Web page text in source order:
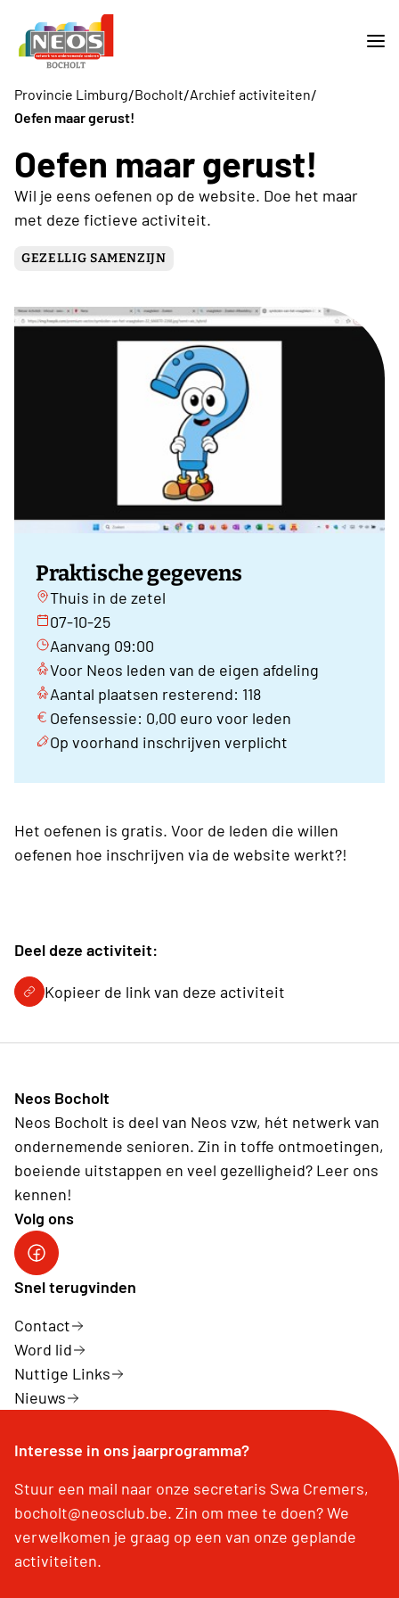
Provincie Limburg/Bocholt/Archief activiteiten/
Oefen maar gerust!
Oefen maar gerust!
Wil je eens oefenen op de website. Doe het maar
met deze fictieve activiteit.
GEZELLIG SAMENZIJN
Praktische gegevens
Thuis in de zetel
07-10-25
Aanvang 09:00
Voor Neos leden van de eigen afdeling
Aantal plaatsen resterend: 118
Oefensessie: 0,00 euro voor leden
Op voorhand inschrijven verplicht
Het oefenen is gratis. Voor de leden die willen
oefenen hoe inschrijven via de website werkt?!
Deel deze activiteit:
Kopieer de link van deze activiteit
Neos Bocholt
Neos Bocholt is deel van Neos vzw, hét netwerk van
ondernemende senioren. Zin in toffe ontmoetingen,
boeiende uitstappen en veel gezelligheid? Leer ons
kennen!
Volg ons
Snel terugvinden
Contact
Word lid
Nuttige Links
Nieuws
Interesse in ons jaarprogramma?
Stuur een mail naar onze secretaris Swa Cremers,
bocholt@neosclub.be. Zin om mee te doen? We
verwelkomen je graag op een van onze geplande
activiteiten.